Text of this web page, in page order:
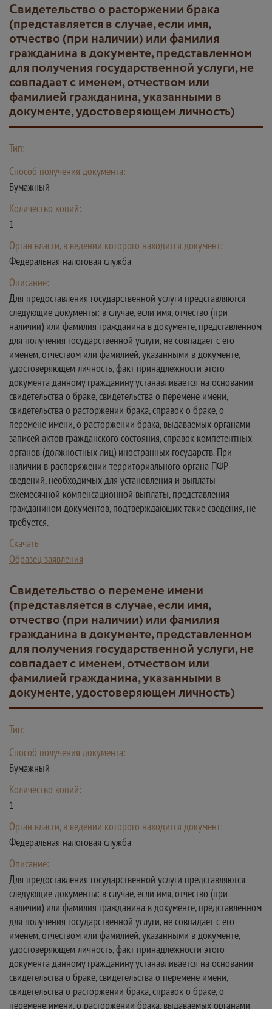
Свидетельство о расторжении брака
(представляется в случае, если имя,
отчество (при наличии) или фамилия
гражданина в документе, представленном
для получения государственной услуги, не
совпадает с именем, отчеством или
фамилией гражданина, указанными в
документе, удостоверяющем личность)
Тип:
Способ получения документа:
Бумажный
Количество копий:
1
Орган власти, в ведении которого находится документ:
Федеральная налоговая служба
Описание:
Для предоставления государственной услуги представляются
следующие документы: в случае, если имя, отчество (при
наличии) или фамилия гражданина в документе, представленном
для получения государственной услуги, не совпадает с его
именем, отчеством или фамилией, указанными в документе,
удостоверяющем личность, факт принадлежности этого
документа данному гражданину устанавливается на основании
свидетельства о браке, свидетельства о перемене имени,
свидетельства о расторжении брака, справок о браке, о
перемене имени, о расторжении брака, выдаваемых органами
записей актов гражданского состояния, справок компетентных
органов (должностных лиц) иностранных государств. При
наличии в распоряжении территориального органа ПФР
сведений, необходимых для установления и выплаты
ежемесячной компенсационной выплаты, представления
гражданином документов, подтверждающих такие сведения, не
требуется.
Скачать
Образец заявления
Свидетельство о перемене имени
(представляется в случае, если имя,
отчество (при наличии) или фамилия
гражданина в документе, представленном
для получения государственной услуги, не
совпадает с именем, отчеством или
фамилией гражданина, указанными в
документе, удостоверяющем личность)
Тип:
Способ получения документа:
Бумажный
Количество копий:
1
Орган власти, в ведении которого находится документ:
Федеральная налоговая служба
Описание:
Для предоставления государственной услуги представляются
следующие документы: в случае, если имя, отчество (при
наличии) или фамилия гражданина в документе, представленном
для получения государственной услуги, не совпадает с его
именем, отчеством или фамилией, указанными в документе,
удостоверяющем личность, факт принадлежности этого
документа данному гражданину устанавливается на основании
свидетельства о браке, свидетельства о перемене имени,
свидетельства о расторжении брака, справок о браке, о
перемене имени, о расторжении брака, выдаваемых органами